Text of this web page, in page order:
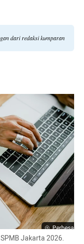
dari redaksi kumparan
Perbesar
Jakarta 2026.